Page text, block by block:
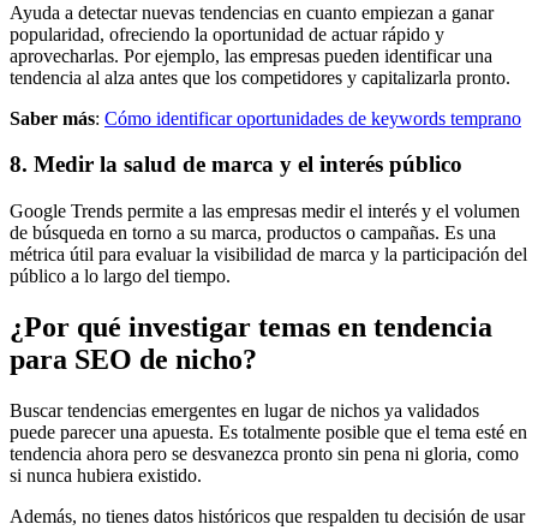
Ayuda a detectar nuevas tendencias en cuanto empiezan a ganar
popularidad, ofreciendo la oportunidad de actuar rápido y
aprovecharlas. Por ejemplo, las empresas pueden identificar una
tendencia al alza antes que los competidores y capitalizarla pronto.
Saber más: Cómo identificar oportunidades de keywords temprano
8. Medir la salud de marca y el interés público
Google Trends permite a las empresas medir el interés y el volumen
de búsqueda en torno a su marca, productos o campañas. Es una
métrica útil para evaluar la visibilidad de marca y la participación del
público a lo largo del tiempo.
¿Por qué investigar temas en tendencia
para SEO de nicho?
Buscar tendencias emergentes en lugar de nichos ya validados
puede parecer una apuesta. Es totalmente posible que el tema esté en
tendencia ahora pero se desvanezca pronto sin pena ni gloria, como
si nunca hubiera existido.
Además, no tienes datos históricos que respalden tu decisión de usar